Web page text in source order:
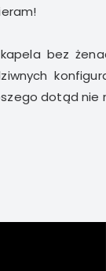
bez
dotąd nie